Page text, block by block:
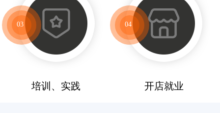
03
培训、实践
04
开店就业